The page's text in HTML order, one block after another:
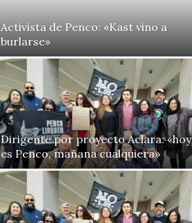
Activista de Penco: «Kast vino a
burlarse»
Dirigente por proyecto Aclara: «hoy
es Penco, mañana cualquiera»